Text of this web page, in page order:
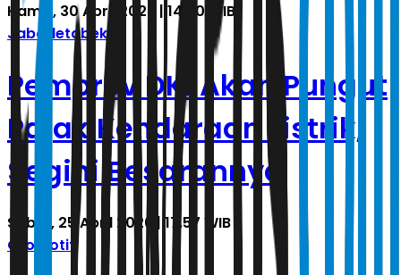
Kamis, 30 April 2026 | 14.20 WIB
Jabodetabek
Pemprov DKI Akan Pungut
Pajak Kendaraan Listrik,
Segini Besarannya
Sabtu, 25 April 2026 | 17.57 WIB
Otomotif